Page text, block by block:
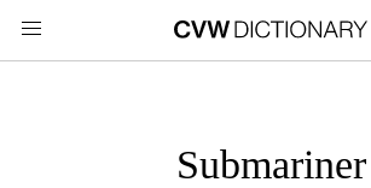
Submariner